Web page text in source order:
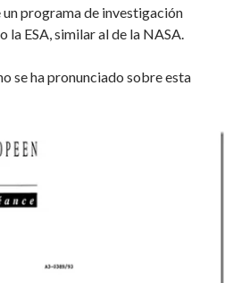
programa de investigación
la ESA, similar al de la NASA.
se ha pronunciado sobre esta